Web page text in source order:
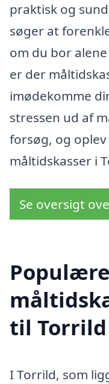
praktisk og
søger at
om du bor
er der
imødekomme
stressen ud af
forsøg, og
måltidskasser i
Se oversigt
Populære
til Torrild
I Torrild, som